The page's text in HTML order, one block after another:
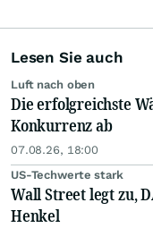
Lesen Sie auch
Luft nach oben
Die erfolgreichste
Konkurrenz ab
07.08.26, 18:00
US-Techwerte stark
Wall Street legt zu,
Henkel